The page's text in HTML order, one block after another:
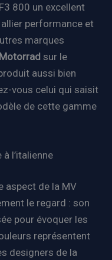
800 un excellent
performance et
marques
sur le
aussi bien
vous celui qui saisit
de cette gamme
l’italienne
aspect de la MV
le regard : son
pour évoquer les
représentent
designers de la